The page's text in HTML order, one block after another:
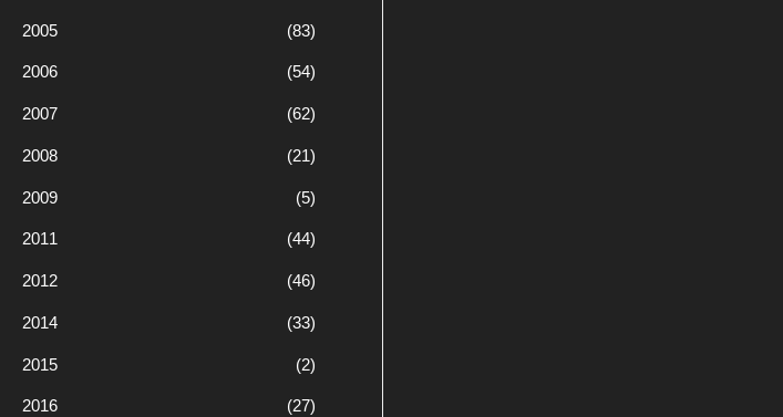
2005 (83)
2006 (54)
2007 (62)
2008 (21)
2009 (5)
2011 (44)
2012 (46)
2014 (33)
2015 (2)
2016 (27)